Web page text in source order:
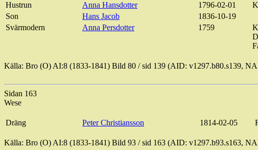
Hustrun
Anna Hansdotter 1796-02-01
Son
Hans Jacob
1836-10-19
Svärmodern
Anna Persdotter 1759
Källa: Bro (O) AI:8 (1833-1841) Bild 80 / sid 139 (AID: v1297.b80.s139,
Sidan 163
Wese
Dräng Peter Christiansson 1814-02-05
Källa: Bro (O) AI:8 (1833-1841) Bild 93 / sid 163 (AID: v1297.b93.s163,